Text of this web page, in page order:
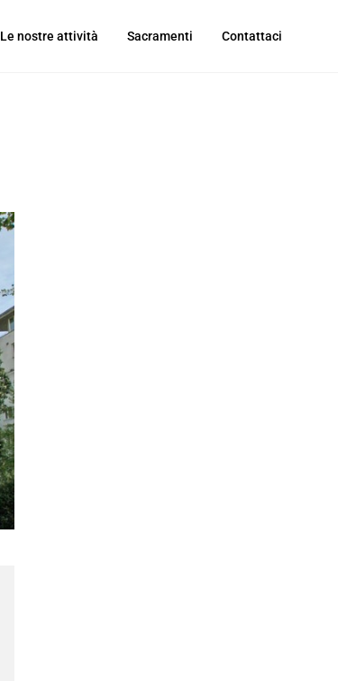
Le nostre attività Sacramenti Contattaci